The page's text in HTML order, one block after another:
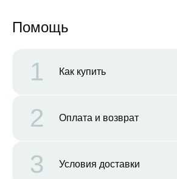
Помощь
1 Как купить
2 Оплата и возврат
3 Условия доставки